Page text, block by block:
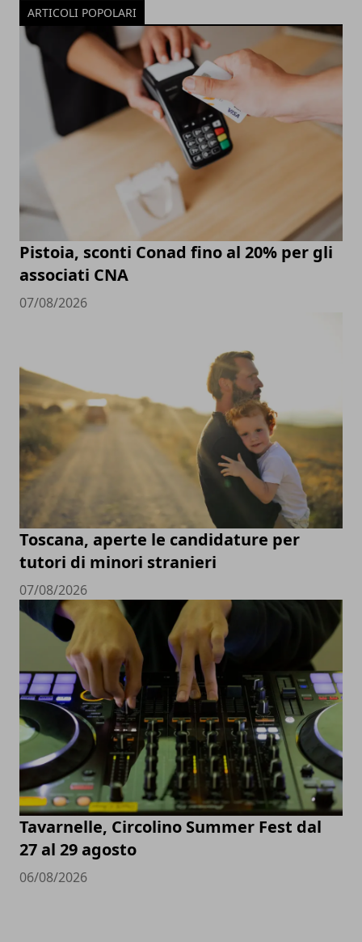
ARTICOLI POPOLARI
Pistoia, sconti Conad fino al 20% per gli
associati CNA
07/08/2026
Toscana, aperte le candidature per
tutori di minori stranieri
07/08/2026
Tavarnelle, Circolino Summer Fest dal
27 al 29 agosto
06/08/2026